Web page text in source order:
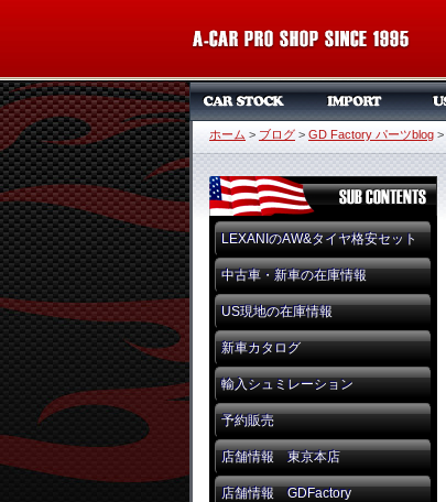
ホーム > ブログ > GD Factory パーツblog >
LEXANIのAW&タイヤ格安セット
中古車・新車の在庫情報
US現地の在庫情報
新車カタログ
輸入シュミレーション
予約販売
店舗情報 東京本店
店舗情報 GDFactory